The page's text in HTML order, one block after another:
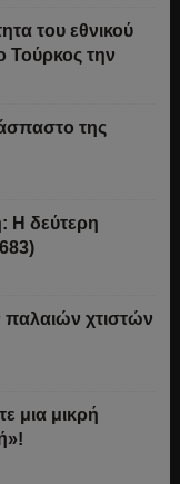
του εθνικού
Τούρκος την
της
Η δεύτερη
παλαιών χτιστών
μια μικρή